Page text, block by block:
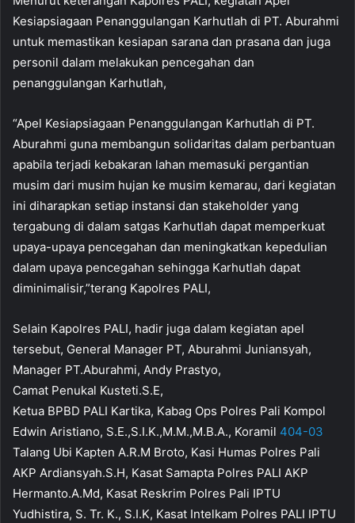
Kesiapsiagaan Penanggulangan Karhutlah di PT. Aburahmi
untuk memastikan kesiapan sarana dan prasana dan juga
personil dalam melakukan pencegahan dan
penanggulangan Karhutlah,
“Apel Kesiapsiagaan Penanggulangan Karhutlah di PT.
Aburahmi guna membangun solidaritas dalam perbantuan
apabila terjadi kebakaran lahan memasuki pergantian
musim dari musim hujan ke musim kemarau, dari kegiatan
ini diharapkan setiap instansi dan stakeholder yang
tergabung di dalam satgas Karhutlah dapat memperkuat
upaya-upaya pencegahan dan meningkatkan kepedulian
dalam upaya pencegahan sehingga Karhutlah dapat
diminimalisir,”terang Kapolres PALI,
Selain Kapolres PALI, hadir juga dalam kegiatan apel
tersebut, General Manager PT, Aburahmi Juniansyah,
Manager PT.Aburahmi, Andy Prastyo,
Camat Penukal Kusteti.S.E,
Ketua BPBD PALI Kartika, Kabag Ops Polres Pali Kompol
Edwin Aristiano, S.E.,S.I.K.,M.M.,M.B.A., Koramil 404-03
Talang Ubi Kapten A.R.M Broto, Kasi Humas Polres Pali
AKP Ardiansyah.S.H, Kasat Samapta Polres PALI AKP
Hermanto.A.Md, Kasat Reskrim Polres Pali IPTU
Yudhistira, S. Tr. K., S.I.K, Kasat Intelkam Polres PALI IPTU